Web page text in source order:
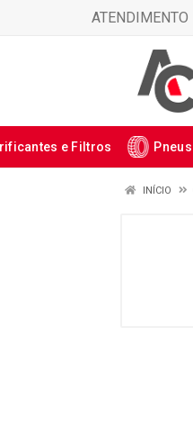
ATENDIMENTO
e Filtros Pneus
INÍCIO